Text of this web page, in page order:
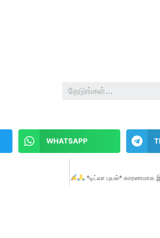
WHATSAPP
*டிட்வா புயல்* காரணமாக இராமேஸ்வரத்தில் சூறைக்